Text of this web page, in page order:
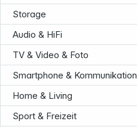
Storage
Audio & HiFi
TV & Video & Foto
Smartphone & Kommunikation
Home & Living
Sport & Freizeit